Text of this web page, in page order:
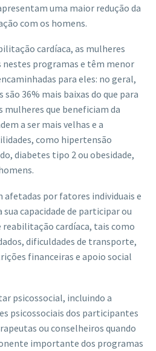
uma maior redução da
com os homens.
cardíaca, as mulheres
programas e têm menor
para eles: no geral,
36% mais baixas do que para
mulheres que beneficiam da
a ser mais velhas e a
como hipertensão
diabetes tipo 2 ou obesidade,
afetadas por fatores individuais e
capacidade de participar ou
cardíaca, tais como
dificuldades de transporte,
financeiras e apoio social
psicossocial, incluindo a
psicossociais dos participantes
ou conselheiros quando
importante dos programas